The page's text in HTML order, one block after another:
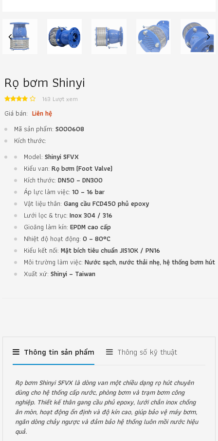
Previous Next
Rọ bơm Shinyi
163 Lượt xem
Giá bán: Liên hệ
Mã sản phẩm: S000608
Kích thước:
Model: Shinyi SFVX
Kiểu van: Rọ bơm (Foot Valve)
Kích thước: DN50 – DN300
Áp lực làm việc: 10 – 16 bar
Vật liệu thân: Gang cầu FCD450 phủ epoxy
Lưới lọc & trục: Inox 304 / 316
Gioăng làm kín: EPDM cao cấp
Nhiệt độ hoạt động: 0 – 80°C
Kiểu kết nối: Mặt bích tiêu chuẩn JIS10K / PN16
Môi trường làm việc: Nước sạch, nước thải nhẹ, hệ thống bơm hút
Xuất xứ: Shinyi – Taiwan
Thông tin sản phẩm Thông số kỹ thuật
Rọ bơm Shinyi SFVX là dòng van một chiều dạng rọ hút chuyên
dùng cho hệ thống cấp nước, phòng bơm và trạm bơm công
nghiệp. Thiết kế thân gang cầu phủ epoxy, lưới chắn inox chống
ăn mòn, hoạt động ổn định và độ kín cao, giúp bảo vệ máy bơm,
ngăn dòng chảy ngược và đảm bảo hệ thống luôn mồi nước hiệu
quả.